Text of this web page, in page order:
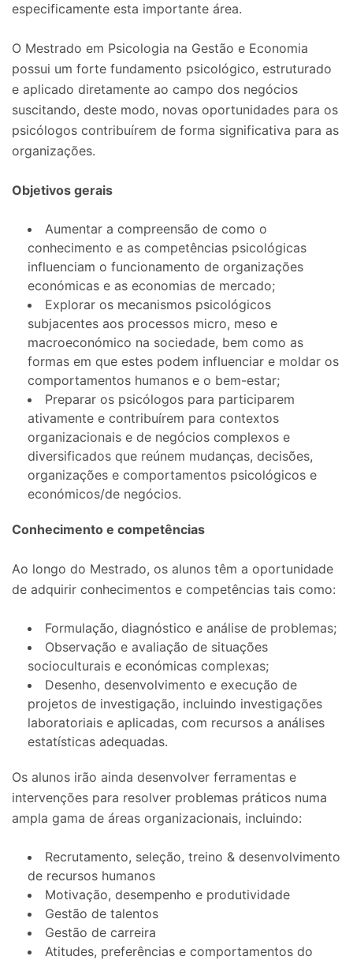
especificamente esta importante área.
O Mestrado em Psicologia na Gestão e Economia
possui um forte fundamento psicológico, estruturado
e aplicado diretamente ao campo dos negócios
suscitando, deste modo, novas oportunidades para os
psicólogos contribuírem de forma significativa para as
organizações.
Objetivos gerais
Aumentar a compreensão de como o
conhecimento e as competências psicológicas
influenciam o funcionamento de organizações
económicas e as economias de mercado;
Explorar os mecanismos psicológicos
subjacentes aos processos micro, meso e
macroeconómico na sociedade, bem como as
formas em que estes podem influenciar e moldar os
comportamentos humanos e o bem-estar;
Preparar os psicólogos para participarem
ativamente e contribuírem para contextos
organizacionais e de negócios complexos e
diversificados que reúnem mudanças, decisões,
organizações e comportamentos psicológicos e
económicos/de negócios.
Conhecimento e competências
Ao longo do Mestrado, os alunos têm a oportunidade
de adquirir conhecimentos e competências tais como:
Formulação, diagnóstico e análise de problemas;
Observação e avaliação de situações
socioculturais e económicas complexas;
Desenho, desenvolvimento e execução de
projetos de investigação, incluindo investigações
laboratoriais e aplicadas, com recursos a análises
estatísticas adequadas.
Os alunos irão ainda desenvolver ferramentas e
intervenções para resolver problemas práticos numa
ampla gama de áreas organizacionais, incluindo:
Recrutamento, seleção, treino & desenvolvimento
de recursos humanos
Motivação, desempenho e produtividade
Gestão de talentos
Gestão de carreira
Atitudes, preferências e comportamentos do